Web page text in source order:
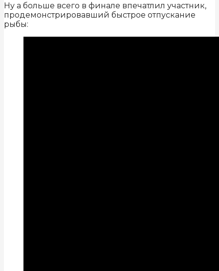
Ну а больше всего в финале впечатлил участник,
продемонстрировавший быстрое отпускание
рыбы: